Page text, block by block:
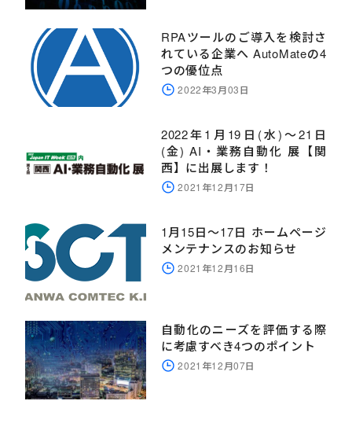
RPAツールのご導入を検討さ
れている企業へ AutoMateの4
つの優位点
2022年3月03日
2022年1月19日(水)～21日
(金) AI・業務自動化 展【関
西】に出展します！
2021年12月17日
1月15日～17日 ホームページ
メンテナンスのお知らせ
2021年12月16日
自動化のニーズを評価する際
に考慮すべき4つのポイント
2021年12月07日